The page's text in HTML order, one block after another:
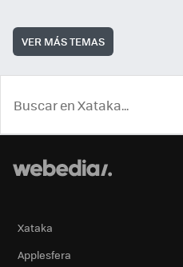
VER MÁS TEMAS
Xataka
Applesfera